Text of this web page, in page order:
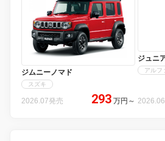
ジムニーノマド
スズキ
2026.07発売 293 万円 ～
ジュニ
アルフ